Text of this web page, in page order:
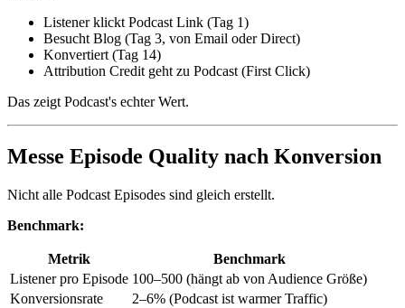
Listener klickt Podcast Link (Tag 1)
Besucht Blog (Tag 3, von Email oder Direct)
Konvertiert (Tag 14)
Attribution Credit geht zu Podcast (First Click)
Das zeigt Podcast's echter Wert.
Messe Episode Quality nach Konversion
Nicht alle Podcast Episodes sind gleich erstellt.
Benchmark:
Metrik
Benchmark
Listener pro Episode 100–500 (hängt ab von Audience Größe)
Konversionsrate
2–6% (Podcast ist warmer Traffic)